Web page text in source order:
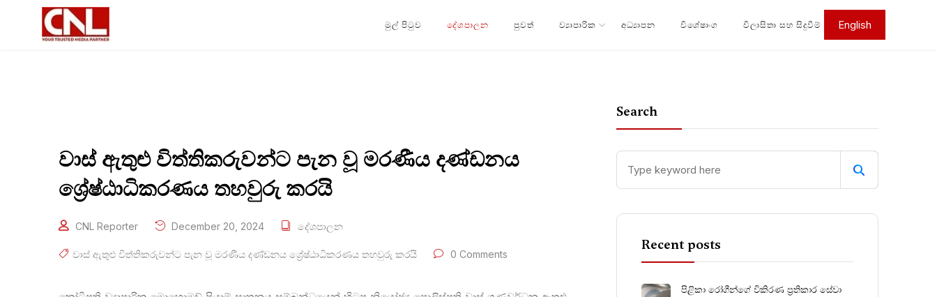
මුල් පිටුව දේශපාලන පුවත් ව්‍යාපාරික අධ්‍යාපන විශේෂාංග විලාසිතා සහ සිදුවීම් English
වාස් ඇතුළු විත්තිකරුවන්ට පැන වූ මරණීය දණ්ඩනය
ශ්‍රේෂ්ඨාධිකරණය තහවුරු කරයි
CNL Reporter December 20, 2024 දේශපාලන
වාස් ඇතුළු විත්තිකරුවන්ට පැන වූ මරණීය දණ්ඩනය ශ්‍රේෂ්ඨාධිකරණය තහවුරු කරයි 0 Comments
Search
Recent posts
පිළිකා රෝගීන්ගේ විකිරණ ප්‍රතිකාර සේවා